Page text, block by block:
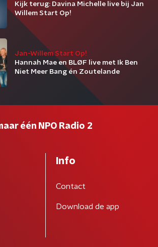
Kijk terug: Davina Michelle live bij Jan
Willem Start Op!
Jan-Willem Start Op!
Hannah Mae en BLØF live met Ik Ben
Niet Meer Bang én Zoutelande
één NPO Radio 2
Info
Contact
Download de app